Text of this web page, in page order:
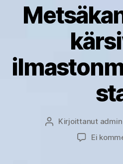
Kirjoittaja
Kirjoittanut admin
Ei